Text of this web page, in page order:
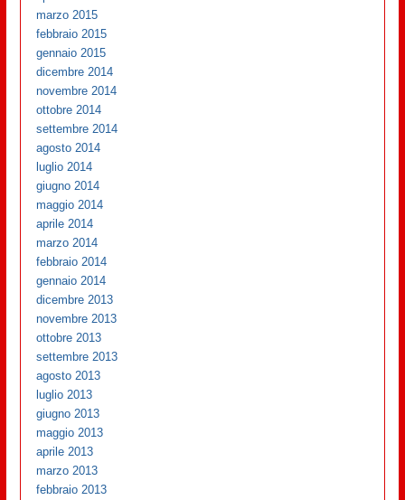
marzo 2015
febbraio 2015
gennaio 2015
dicembre 2014
novembre 2014
ottobre 2014
settembre 2014
agosto 2014
luglio 2014
giugno 2014
maggio 2014
aprile 2014
marzo 2014
febbraio 2014
gennaio 2014
dicembre 2013
novembre 2013
ottobre 2013
settembre 2013
agosto 2013
luglio 2013
giugno 2013
maggio 2013
aprile 2013
marzo 2013
febbraio 2013